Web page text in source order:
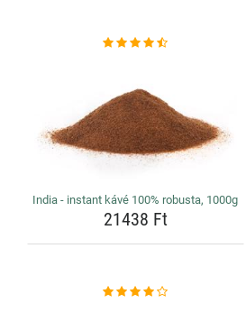
India - instant kávé 100% robusta, 1000g
21438 Ft